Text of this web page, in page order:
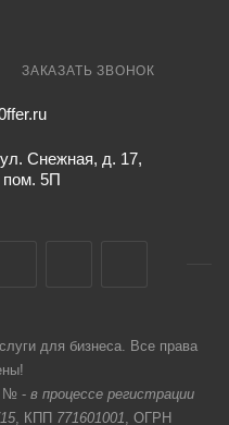
ЗАКАЗАТЬ ЗВОНОК
Снежная, д. 17,
пом. 5П
для бизнеса. Все права
№ - в процессе регистрации
, КПП 771601001, ОГРН